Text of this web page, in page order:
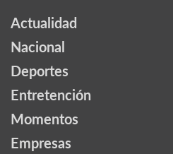
Actualidad
Nacional
Deportes
Entretención
Momentos
Empresas